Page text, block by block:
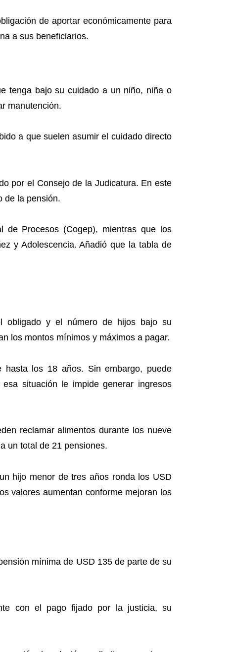
de aportar económicamente para
a sus beneficiarios.
tenga bajo su cuidado a un niño, niña o
manutención.
a que suelen asumir el cuidado directo
por el Consejo de la Judicatura. En este
de la pensión.
de Procesos (Cogep), mientras que los
y Adolescencia. Añadió que la tabla de
obligado y el número de hijos bajo su
los montos mínimos y máximos a pagar.
los 18 años. Sin embargo, puede
situación le impide generar ingresos
reclamar alimentos durante los nueve
un total de 21 pensiones.
hijo menor de tres años ronda los USD
valores aumentan conforme mejoran los
mínima de USD 135 de parte de su
con el pago fijado por la justicia, su